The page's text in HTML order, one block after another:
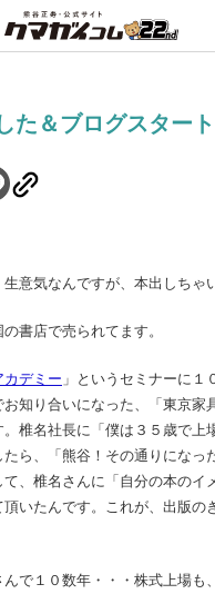
た＆ブログスタート
意気なんですが、本出しちゃ
書店で売られてます。
カデミー 」というセミナーに１
知り合いになった、「東京家
椎名社長に「僕は３５歳で上
ら、「熊谷！その通りになっ
、椎名さんに「自分の本のイ
いたんです。これが、出版の
で１０数年・・・株式上場も